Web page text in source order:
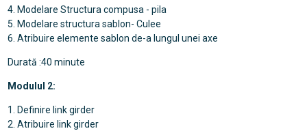
4. Modelare Structura compusa - pila
5. Modelare structura sablon- Culee
6. Atribuire elemente sablon de-a lungul unei axe
Durată :40 minute
Modulul 2:
1. Definire link girder
2. Atribuire link girder